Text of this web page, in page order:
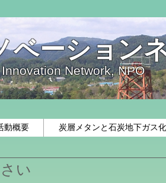
ベーション
Network, NPO
動概要 炭層メタンと石炭地下ガス化
い